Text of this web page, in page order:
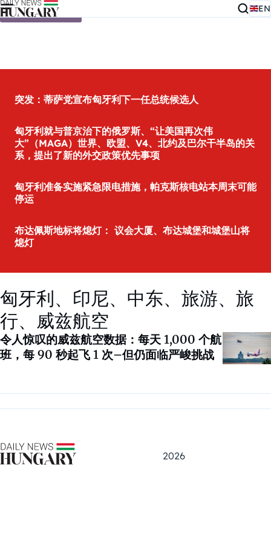
Skip to content EN
突发：蒂萨党宣布匈牙利下一任总统候选人
匈牙利就与普京治下的俄罗斯、“让美国再次伟
大”（MAGA）世界、欧盟、V4、北约及巴尔干半岛的关
系，提出了新的外交政策优先事项
匈牙利准备实施紧急限电措施，帕克斯核电站本周末可能
停运
布达佩斯地标将熄灯： 议会大厦、布达城堡和城堡山将
熄灯
匈牙利、印尼、中东、旅游、旅
行、威兹航空
令人惊叹的威兹航空数据：每天 1,000 个航
班，每 90 秒起飞 1 次–但仍面临严峻挑战
2026